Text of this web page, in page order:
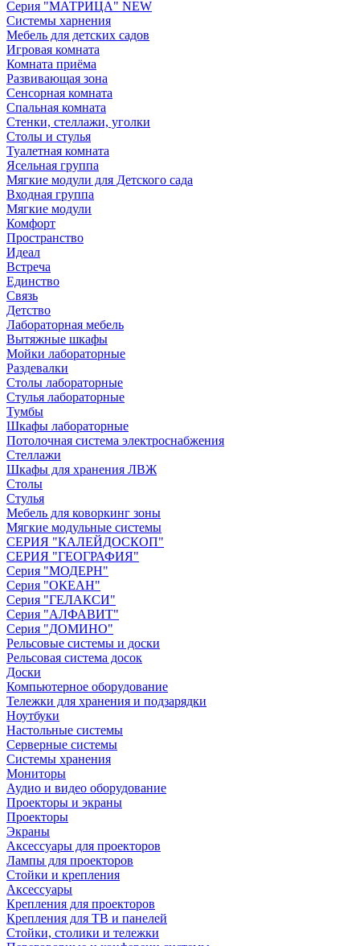
Серия "МАТРИЦА" NEW
Системы харнения
Мебель для детских садов
Игровая комната
Комната приёма
Развивающая зона
Сенсорная комната
Спальная комната
Стенки, стеллажи, уголки
Столы и стулья
Туалетная комната
Ясельная группа
Мягкие модули для Детского сада
Входная группа
Мягкие модули
Комфорт
Пространство
Идеал
Встреча
Единство
Связь
Детство
Лабораторная мебель
Вытяжные шкафы
Мойки лабораторные
Раздевалки
Столы лабораторные
Стулья лабораторные
Тумбы
Шкафы лабораторные
Потолочная система электроснабжения
Стеллажи
Шкафы для хранения ЛВЖ
Столы
Стулья
Мебель для коворкинг зоны
Мягкие модульные системы
СЕРИЯ "КАЛЕЙДОСКОП"
СЕРИЯ "ГЕОГРАФИЯ"
Серия "МОДЕРН"
Серия "ОКЕАН"
Серия "ГЕЛАКСИ"
Серия "АЛФАВИТ"
Серия "ДОМИНО"
Рельсовые системы и доски
Рельсовая система досок
Доски
Компьютерное оборудование
Тележки для хранения и подзарядки
Ноутбуки
Настольные системы
Серверные системы
Системы хранения
Мониторы
Аудио и видео оборудование
Проекторы и экраны
Проекторы
Экраны
Аксессуары для проекторов
Лампы для проекторов
Стойки и крепления
Аксессуары
Крепления для проекторов
Крепления для ТВ и панелей
Стойки, столики и тележки